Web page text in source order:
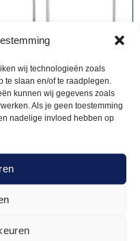
wij technologieën zoals
te slaan en/of te raadplegen.
kunnen wij gegevens zoals
Als je geen toestemming
nadelige invloed hebben op